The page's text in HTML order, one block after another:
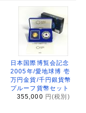
日本国際博覧会記念
2005年/愛地球博 壱
万円金貨/千円銀貨幣
プルーフ貨幣セット
355,000 円(税別)